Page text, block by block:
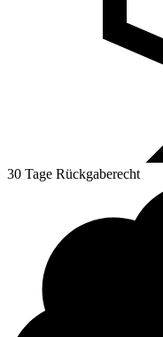
30 Tage Rückgaberecht